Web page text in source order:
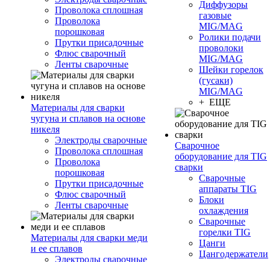
Проволока сплошная
Проволока
порошковая
Прутки присадочные
Флюс сварочный
Ленты сварочные
Материалы для сварки
чугуна и сплавов на основе
никеля
Электроды сварочные
Проволока сплошная
Проволока
порошковая
Прутки присадочные
Флюс сварочный
Ленты сварочные
Материалы для сварки меди
и ее сплавов
Электроды сварочные
Диффузоры
газовые
MIG/MAG
Ролики подачи
проволоки
MIG/MAG
Шейки горелок
(гусаки)
MIG/MAG
+ ЕЩЕ
Сварочное
оборудование для TIG
сварки
Сварочные
аппараты TIG
Блоки
охлаждения
Сварочные
горелки TIG
Цанги
Цангодержатели